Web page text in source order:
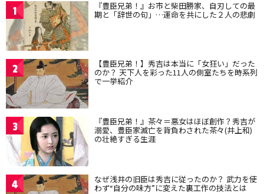
1 『豊臣兄弟！』お市と柴田勝家、自刃しての最
期と「辞世の句」…運命を共にした２人の悲劇
2 【豊臣兄弟！】秀吉は本当に「女狂い」だった
のか？ 天下人を彩った11人の側室たちを時系列
で一挙紹介
3 『豊臣兄弟！』茶々＝悪女はほぼ創作？秀吉が
溺愛、豊臣家滅亡を背負わされた茶々(井上和)
の壮絶すぎる生涯
4 なぜ浅井の旧臣は秀吉に従ったのか？ 武力を使
わず“自分の味方”に変えた裏工作の技法とは